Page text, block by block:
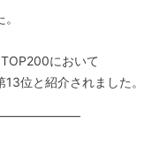
において
位と紹介されました。